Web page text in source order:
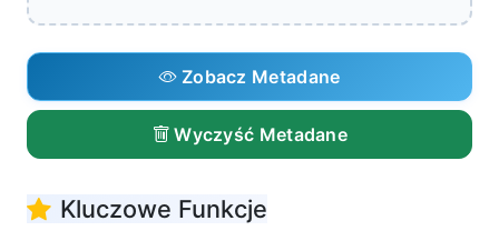
Zobacz Metadane
Wyczyść Metadane
Kluczowe Funkcje